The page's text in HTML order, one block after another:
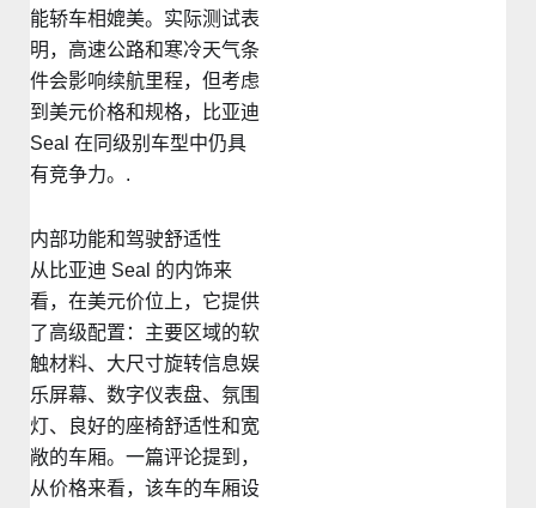
能轿车相媲美。实际测试表
明，高速公路和寒冷天气条
件会影响续航里程，但考虑
到美元价格和规格，比亚迪
Seal 在同级别车型中仍具
有竞争力。.
内部功能和驾驶舒适性
从比亚迪 Seal 的内饰来
看，在美元价位上，它提供
了高级配置：主要区域的软
触材料、大尺寸旋转信息娱
乐屏幕、数字仪表盘、氛围
灯、良好的座椅舒适性和宽
敞的车厢。一篇评论提到，
从价格来看，该车的车厢设